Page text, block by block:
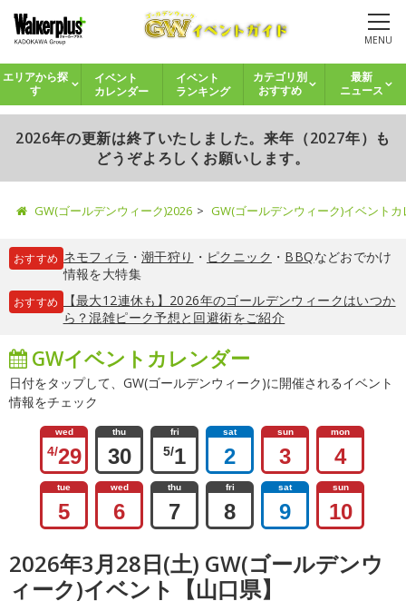
MENU
エリアから探
す
イベント
カレンダー
イベント
ランキング
カテゴリ別
おすすめ
最新
ニュース
2026年の更新は終了いたしました。来年（2027年）も
どうぞよろしくお願いします。
GW(ゴールデンウィーク)2026 GW(ゴールデンウィーク)イベント
おすすめ ネモフィラ ・ 潮干狩り ・ ピクニック ・ BBQなどおでかけ
情報を大特集
おすすめ
【最大12連休も】2026年のゴールデンウィークはいつか
ら？混雑ピーク予想と回避術をご紹介
GWイベントカレンダー
日付をタップして、GW(ゴールデンウィーク)に開催されるイベント
情報をチェック
wed
4/29
thu
30
fri
5/1
sat
2
sun
3
mon
4
tue
5
wed
6
thu
7
fri
8
sat
9
sun
10
2026年3月28日(土) GW(ゴールデンウ
ィーク)イベント【山口県】